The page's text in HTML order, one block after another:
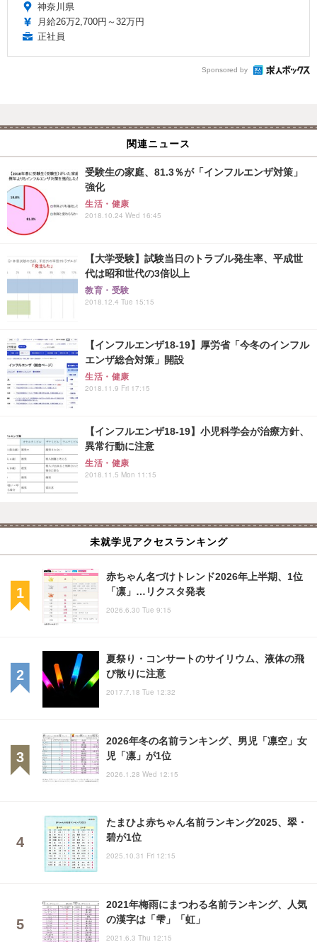
神奈川県
月給26万2,700円～32万円
正社員
Sponsored by
関連ニュース
受験生の家庭、81.3％が「インフルエンザ対策」
強化
生活・健康
2018.10.24 Wed 16:45
【大学受験】試験当日のトラブル発生率、平成世
代は昭和世代の3倍以上
教育・受験
2018.12.4 Tue 15:15
【インフルエンザ18-19】厚労省「今冬のインフル
エンザ総合対策」開設
生活・健康
2018.11.9 Fri 17:15
【インフルエンザ18-19】小児科学会が治療方針、
異常行動に注意
生活・健康
2018.11.5 Mon 11:15
未就学児アクセスランキング
赤ちゃん名づけトレンド2026年上半期、1位
「凛」…リクスタ発表
2026.6.30 Tue 9:15
夏祭り・コンサートのサイリウム、液体の飛
び散りに注意
2017.7.18 Tue 12:32
2026年冬の名前ランキング、男児「凛空」女
児「凛」が1位
2026.1.28 Wed 12:15
たまひよ赤ちゃん名前ランキング2025、翠・
碧が1位
2025.10.31 Fri 12:15
2021年梅雨にまつわる名前ランキング、人気
の漢字は「雫」「虹」
2021.6.3 Thu 12:15